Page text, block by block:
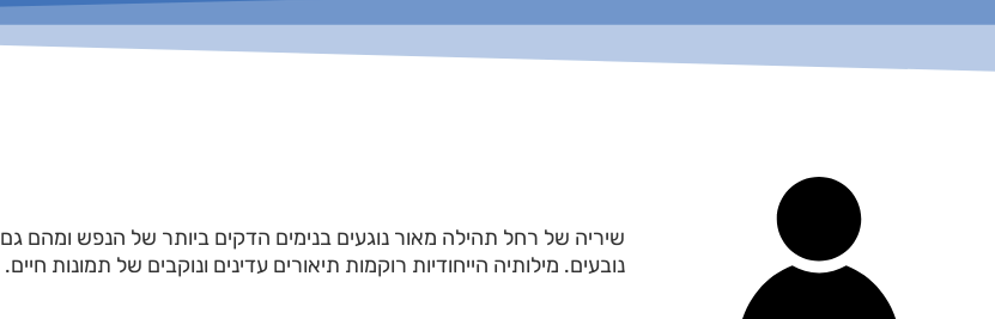
שיריה של רחל תהילה מאור נוגעים בנימים הדקים ביותר של הנפש ומהם גם
נובעים. מילותיה הייחודיות רוקמות תיאורים עדינים ונוקבים של תמונות חיים.